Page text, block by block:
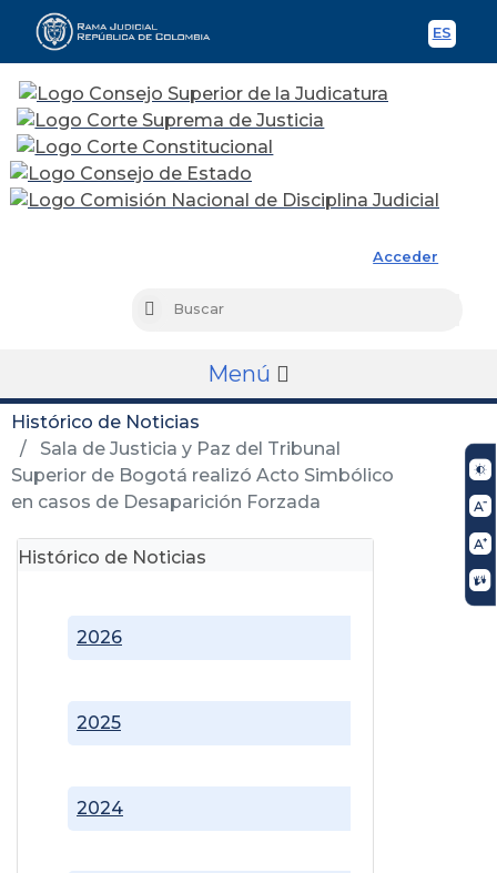
ES
Acceder
Buscar
Menú
Histórico de Noticias
Sala de Justicia y Paz del Tribunal
Superior de Bogotá realizó Acto Simbólico
en casos de Desaparición Forzada
Histórico de Noticias
2024
2025
2026